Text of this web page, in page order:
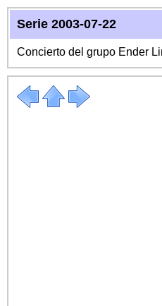
Serie 2003-07-22
Concierto del grupo Ender